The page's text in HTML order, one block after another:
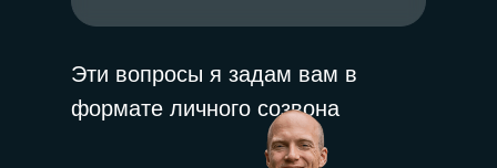
Эти вопросы я задам вам в
формате личного созвона